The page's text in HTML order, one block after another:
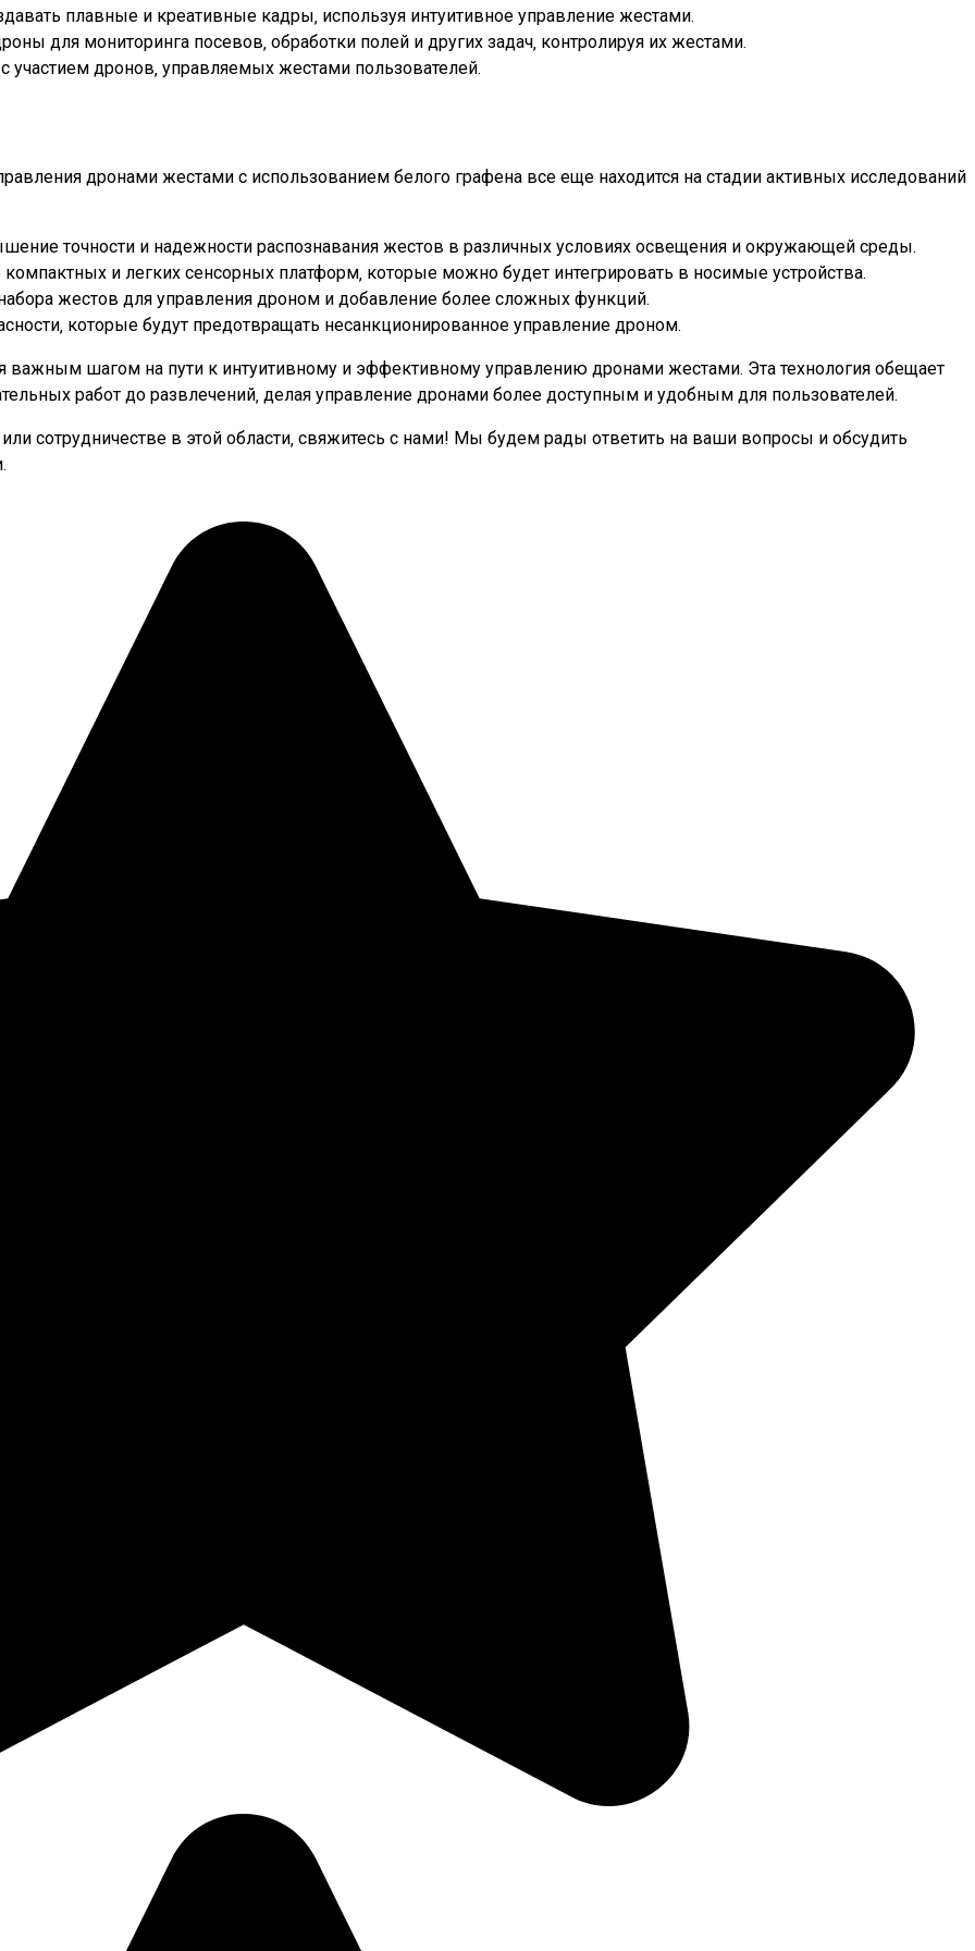
плавные и креативные кадры‚ используя интуитивное управление жестами.
для мониторинга посевов‚ обработки полей и других задач‚ контролируя их жестами.
участием дронов‚ управляемых жестами пользователей.
дронами жестами с использованием белого графена все еще находится на стадии активных исследований
точности и надежности распознавания жестов в различных условиях освещения и окружающей среды.
и легких сенсорных платформ‚ которые можно будет интегрировать в носимые устройства.
жестов для управления дроном и добавление более сложных функций.
которые будут предотвращать несанкционированное управление дроном.
важным шагом на пути к интуитивному и эффективному управлению дронами жестами. Эта технология обещает
работ до развлечений‚ делая управление дронами более доступным и удобным для пользователей.
сотрудничестве в этой области‚ свяжитесь с нами! Мы будем рады ответить на ваши вопросы и обсудить